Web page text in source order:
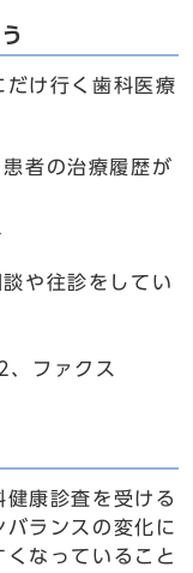
だけ行く歯科医療
者の治療履歴が
や往診をしてい
、ファクス
康診査を受ける
ランスの変化に
なっていること